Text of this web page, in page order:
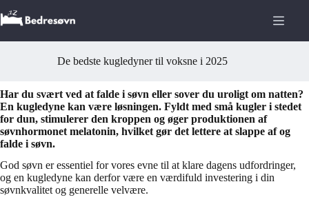
til
indhold
De bedste kugledyner til voksne i 2025
Har du svært ved at falde i søvn eller sover du uroligt om natten?
En kugledyne kan være løsningen. Fyldt med små kugler i stedet
for dun, stimulerer den kroppen og øger produktionen af
søvnhormonet melatonin, hvilket gør det lettere at slappe af og
falde i søvn.
God søvn er essentiel for vores evne til at klare dagens udfordringer,
og en kugledyne kan derfor være en værdifuld investering i din
søvnkvalitet og generelle velvære.